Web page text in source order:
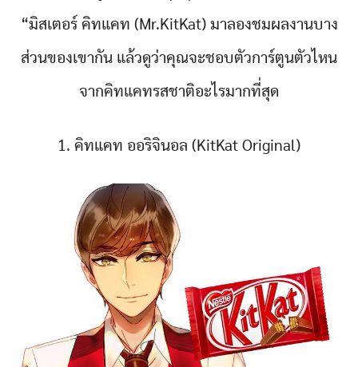
“มิสเตอร์ คิทแคท (Mr.KitKat) มาลองชมผลงานบาง
ส่วนของเขากัน แล้วดูว่าคุณจะชอบตัวการ์ตูนตัวไหน
จากคิทแคทรสชาติอะไรมากที่สุด
1. คิทแคท ออริจินอล (KitKat Original)